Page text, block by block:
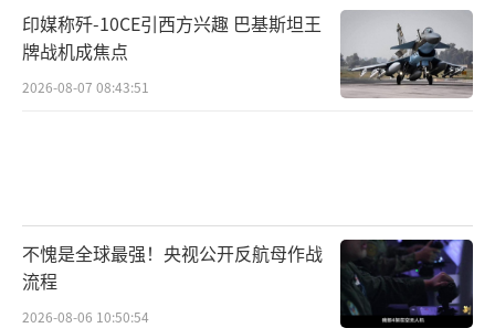
印媒称歼-10CE引西方兴趣 巴基斯坦王
牌战机成焦点
2026-08-07 08:43:51
不愧是全球最强！央视公开反航母作战
流程
2026-08-06 10:50:54